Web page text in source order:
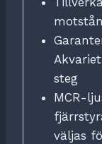
steg
MCR-
väljas